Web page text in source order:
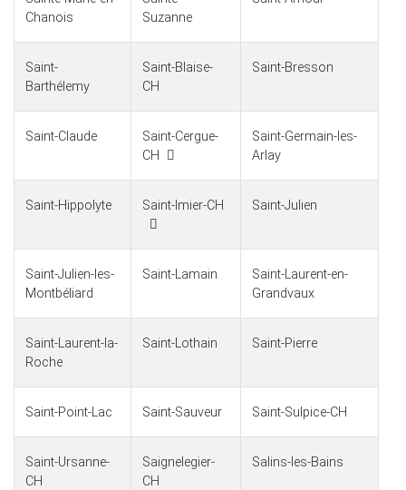
Chanois
Suzanne
Saint-
Barthélemy
Saint-Blaise-
CH
Saint-Bresson
Saint-Claude
Saint-Cergue-
CH
Saint-Germain-les-
Arlay
Saint-Hippolyte Saint-Imier-CH Saint-Julien
Saint-Julien-les-
Montbéliard
Saint-Lamain
Saint-Laurent-en-
Grandvaux
Saint-Laurent-la-
Roche
Saint-Lothain Saint-Pierre
Saint-Point-Lac Saint-Sauveur Saint-Sulpice-CH
Saint-Ursanne-
CH
Saignelegier-
CH
Salins-les-Bains